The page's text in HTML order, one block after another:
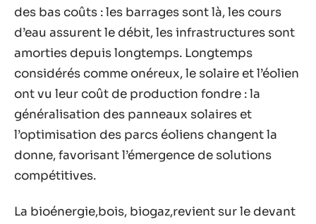
des bas coûts : les barrages sont là, les cours
d’eau assurent le débit, les infrastructures sont
amorties depuis longtemps. Longtemps
considérés comme onéreux, le solaire et l’éolien
ont vu leur coût de production fondre : la
généralisation des panneaux solaires et
l’optimisation des parcs éoliens changent la
donne, favorisant l’émergence de solutions
compétitives.
La bioénergie,bois, biogaz,revient sur le devant